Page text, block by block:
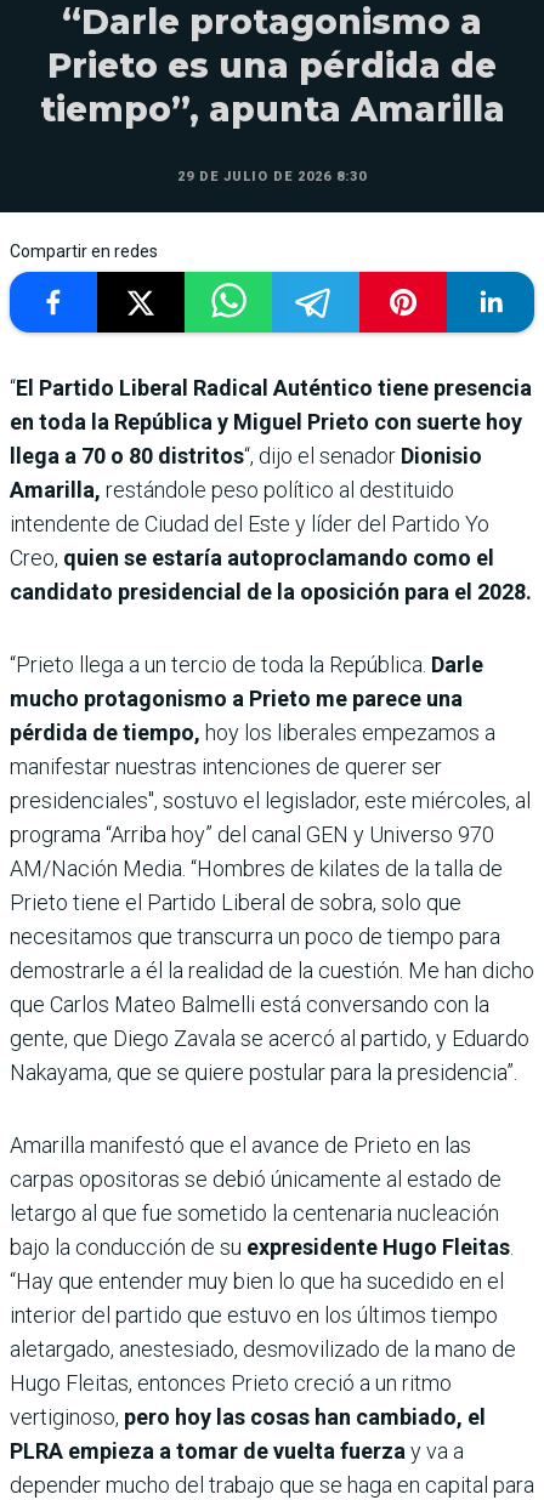
“Darle protagonismo a
Prieto es una pérdida de
tiempo”, apunta Amarilla
29 DE JULIO DE 2026 8:30
Compartir en redes
“El Partido Liberal Radical Auténtico tiene presencia
en toda la República y Miguel Prieto con suerte hoy
llega a 70 o 80 distritos“, dijo el senador Dionisio
Amarilla, restándole peso político al destituido
intendente de Ciudad del Este y líder del Partido Yo
Creo, quien se estaría autoproclamando como el
candidato presidencial de la oposición para el 2028.
“Prieto llega a un tercio de toda la República. Darle
mucho protagonismo a Prieto me parece una
pérdida de tiempo, hoy los liberales empezamos a
manifestar nuestras intenciones de querer ser
presidenciales", sostuvo el legislador, este miércoles, al
programa “Arriba hoy” del canal GEN y Universo 970
AM/Nación Media. “Hombres de kilates de la talla de
Prieto tiene el Partido Liberal de sobra, solo que
necesitamos que transcurra un poco de tiempo para
demostrarle a él la realidad de la cuestión. Me han dicho
que Carlos Mateo Balmelli está conversando con la
gente, que Diego Zavala se acercó al partido, y Eduardo
Nakayama, que se quiere postular para la presidencia”.
Amarilla manifestó que el avance de Prieto en las
carpas opositoras se debió únicamente al estado de
letargo al que fue sometido la centenaria nucleación
bajo la conducción de su expresidente Hugo Fleitas.
“Hay que entender muy bien lo que ha sucedido en el
interior del partido que estuvo en los últimos tiempo
aletargado, anestesiado, desmovilizado de la mano de
Hugo Fleitas, entonces Prieto creció a un ritmo
vertiginoso, pero hoy las cosas han cambiado, el
PLRA empieza a tomar de vuelta fuerzay va a
depender mucho del trabajo que se haga en capital para